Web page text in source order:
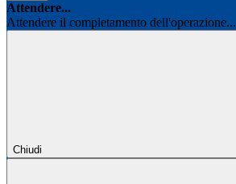
Attendere...
Attendere il completamento dell'operazione...
Chiudi